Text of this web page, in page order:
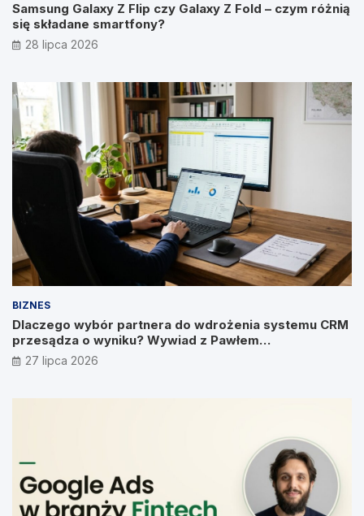
Samsung Galaxy Z Flip czy Galaxy Z Fold – czym różnią
się składane smartfony?
28 lipca 2026
BIZNES
Dlaczego wybór partnera do wdrożenia systemu CRM
przesądza o wyniku? Wywiad z Pawłem
Prymakowskim, CEO IT Vision
27 lipca 2026